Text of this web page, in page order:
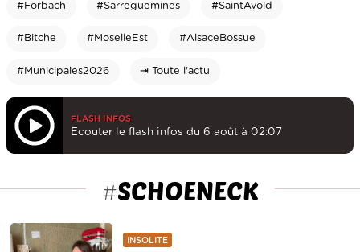
#Forbach #Sarreguemines #SaintAvold
#Bitche #MoselleEst #AlsaceBossue
#Municipales2026 ⇥ Toute l'actu
FLASH INFOS
Ecouter le flash infos du 6 août à 02:07
#SCHOENECK
INSOLITE